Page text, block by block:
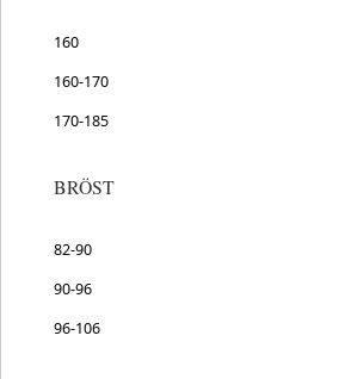
160
160-170
170-185
BRÖST
82-90
90-96
96-106